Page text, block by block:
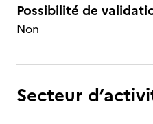
Possibilité de
Non
Secteur